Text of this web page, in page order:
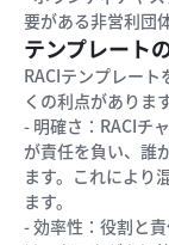
要がある非営利団体
テンプレート
RACIテンプレー
くの利点がありま
- 明確さ：RACIチ
が責任を負い、誰
ます。これにより
ます。
- 効率性：役割と